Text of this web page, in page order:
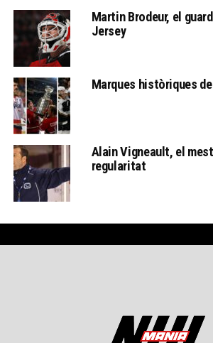
Martin Brodeur, el
Jersey
Marques històriques de
Alain Vigneault, el
regularitat